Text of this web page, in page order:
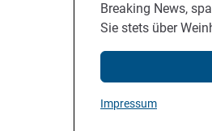
Breaking News,
Sie stets über
Impressum